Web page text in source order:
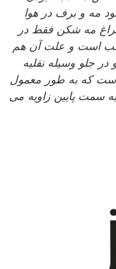
مه و برف در هوا
مه شکن فقط در
است و علت آن هم
جلو وسیله نقلیه
که به طور معمول
و به سمت پایین زاویه می